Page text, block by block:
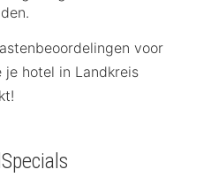
voor
hotel in Landkreis